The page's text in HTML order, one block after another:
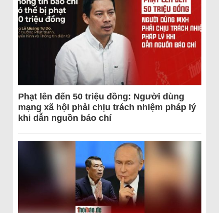
Phạt lên đến 50 triệu đồng: Người dùng
mạng xã hội phải chịu trách nhiệm pháp lý
khi dẫn nguồn báo chí